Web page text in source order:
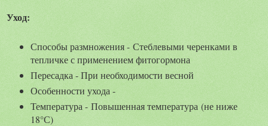
Уход:
Способы размножения - Стеблевыми черенками в
тепличке с применением фитогормона
Пересадка - При необходимости весной
Особенности ухода -
Температура - Повышенная температура (не ниже
18°С)